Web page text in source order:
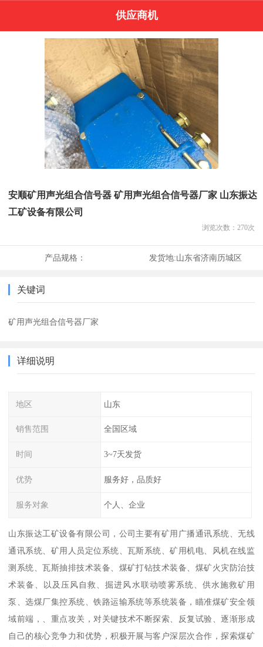
供应商机
安顺矿用声光组合信号器 矿用声光组合信号器厂家 山东振达
工矿设备有限公司
浏览次数： 270次
产品规格： 发货地:山东省济南历城区
关键词
矿用声光组合信号器厂家
详细说明
地区 山东
销售范围 全国区域
时间 3~7天发货
优势 服务好，品质好
服务对象 个人、企业
山东振达工矿设备有限公司，公司主要有矿用广播通讯系统、无线
通讯系统、矿用人员定位系统、瓦斯系统、矿用机电、风机在线监
测系统、瓦斯抽排技术装备、煤矿打钻技术装备、煤矿火灾防治技
术装备、以及压风自救、掘进风水联动喷雾系统、供水施救矿用
泵、选煤厂集控系统、铁路运输系统等系统装备，瞄准煤矿安全领
域前端，、重点攻关，对关键技术不断探索、反复试验、逐渐形成
自己的核心竞争力和优势，积极开展与客户深层次合作，探索煤矿